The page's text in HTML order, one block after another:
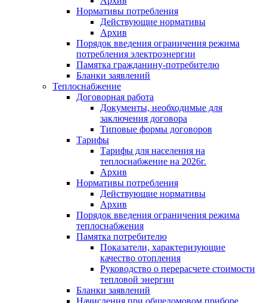
Нормативы потребления
Действующие нормативы
Архив
Порядок введения ограничения режима
потребления электроэнергии
Памятка гражданину-потребителю
Бланки заявлений
Теплоснабжение
Договорная работа
Документы, необходимые для
заключения договора
Типовые формы договоров
Тарифы
Тарифы для населения на
теплоснабжение на 2026г.
Архив
Нормативы потребления
Действующие нормативы
Архив
Порядок введения ограничения режима
теплоснабжения
Памятка потребителю
Показатели, характеризующие
качество отопления
Руководство о перерасчете стоимости
тепловой энергии
Бланки заявлений